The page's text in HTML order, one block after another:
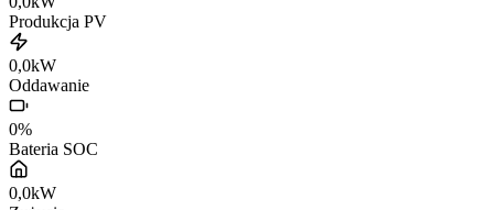
Produkcja PV
0,0kW
Oddawanie
0%
Bateria SOC
0,0kW